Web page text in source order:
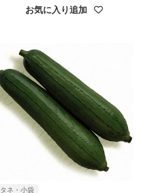
お気に入り追加
タネ・小袋